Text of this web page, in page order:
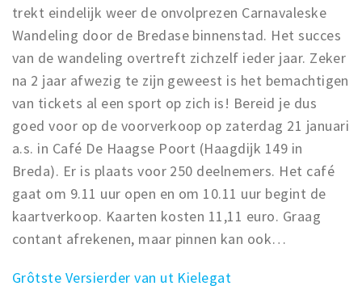
trekt eindelijk weer de onvolprezen Carnavaleske
Wandeling door de Bredase binnenstad. Het succes
van de wandeling overtreft zichzelf ieder jaar. Zeker
na 2 jaar afwezig te zijn geweest is het bemachtigen
van tickets al een sport op zich is! Bereid je dus
goed voor op de voorverkoop op zaterdag 21 januari
a.s. in Café De Haagse Poort (Haagdijk 149 in
Breda). Er is plaats voor 250 deelnemers. Het café
gaat om 9.11 uur open en om 10.11 uur begint de
kaartverkoop. Kaarten kosten 11,11 euro. Graag
contant afrekenen, maar pinnen kan ook…
Grôtste Versierder van ut Kielegat